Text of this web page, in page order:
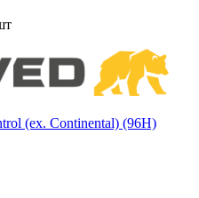
(ex. Continental) (96H)